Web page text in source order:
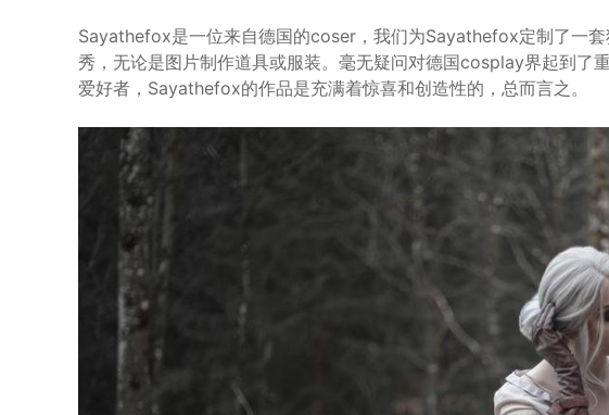
Sayathefox是一位来自德国的coser，我们为Sayathefox定制了一
秀，无论是图片制作道具或服装。毫无疑问对德国cosplay界起到了
爱好者，Sayathefox的作品是充满着惊喜和创造性的，总而言之。